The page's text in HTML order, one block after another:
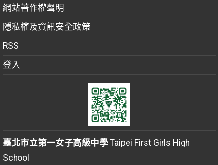
網站著作權聲明
隱私權及資訊安全政策
RSS
登入
臺北市立第一女子高級中學Taipei First Girls High
School